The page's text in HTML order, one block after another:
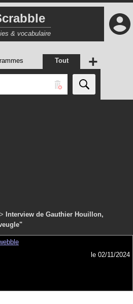
& vocabulaire
Tout +
>
Interview de Gauthier Houillon,
le 02/11/2024